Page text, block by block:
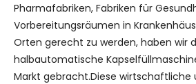
Pharmafabriken, Fabriken für
Vorbereitungsräumen in
Orten gerecht zu werden, haben wir
halbautomatische
Markt gebracht.Diese wirtschaftliche